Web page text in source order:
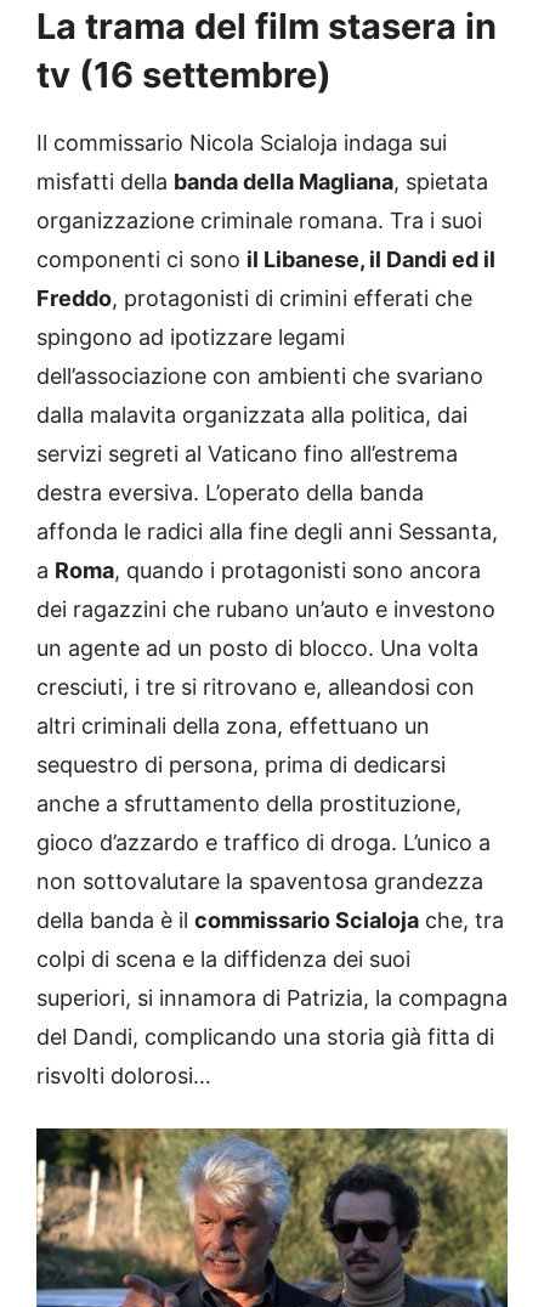
La trama del film stasera in
tv (16 settembre)
Il commissario Nicola Scialoja indaga sui
misfatti della banda della Magliana, spietata
organizzazione criminale romana. Tra i suoi
componenti ci sono il Libanese, il Dandi ed il
Freddo, protagonisti di crimini efferati che
spingono ad ipotizzare legami
dell’associazione con ambienti che svariano
dalla malavita organizzata alla politica, dai
servizi segreti al Vaticano fino all’estrema
destra eversiva. L’operato della banda
affonda le radici alla fine degli anni Sessanta,
a Roma, quando i protagonisti sono ancora
dei ragazzini che rubano un’auto e investono
un agente ad un posto di blocco. Una volta
cresciuti, i tre si ritrovano e, alleandosi con
altri criminali della zona, effettuano un
sequestro di persona, prima di dedicarsi
anche a sfruttamento della prostituzione,
gioco d’azzardo e traffico di droga. L’unico a
non sottovalutare la spaventosa grandezza
della banda è il commissario Scialoja che, tra
colpi di scena e la diffidenza dei suoi
superiori, si innamora di Patrizia, la compagna
del Dandi, complicando una storia già fitta di
risvolti dolorosi…